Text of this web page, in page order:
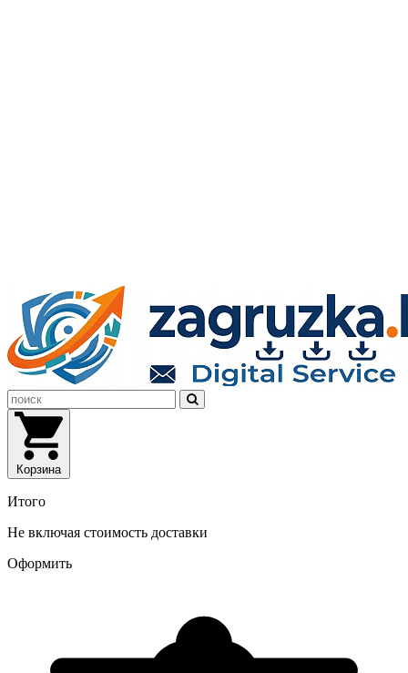
Корзина
Итого
Не включая стоимость доставки
Оформить